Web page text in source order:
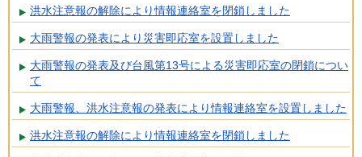
洪水注意報の解除により情報連絡室を閉鎖しました
大雨警報の発表により災害即応室を設置しました
大雨警報の発表及び台風第13号による災害即応室の閉鎖につい
て
大雨警報、洪水注意報の発表により情報連絡室を設置しました
洪水注意報の解除により情報連絡室を閉鎖しました